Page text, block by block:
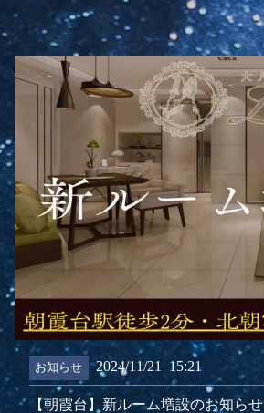
お知らせ 2024/11/21 15:21
【朝霞台】新ルーム増設のお知らせ